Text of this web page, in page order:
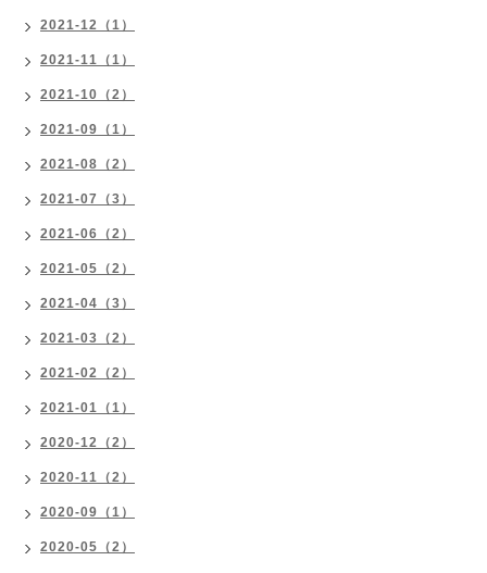
2021-12（1）
2021-11（1）
2021-10（2）
2021-09（1）
2021-08（2）
2021-07（3）
2021-06（2）
2021-05（2）
2021-04（3）
2021-03（2）
2021-02（2）
2021-01（1）
2020-12（2）
2020-11（2）
2020-09（1）
2020-05（2）